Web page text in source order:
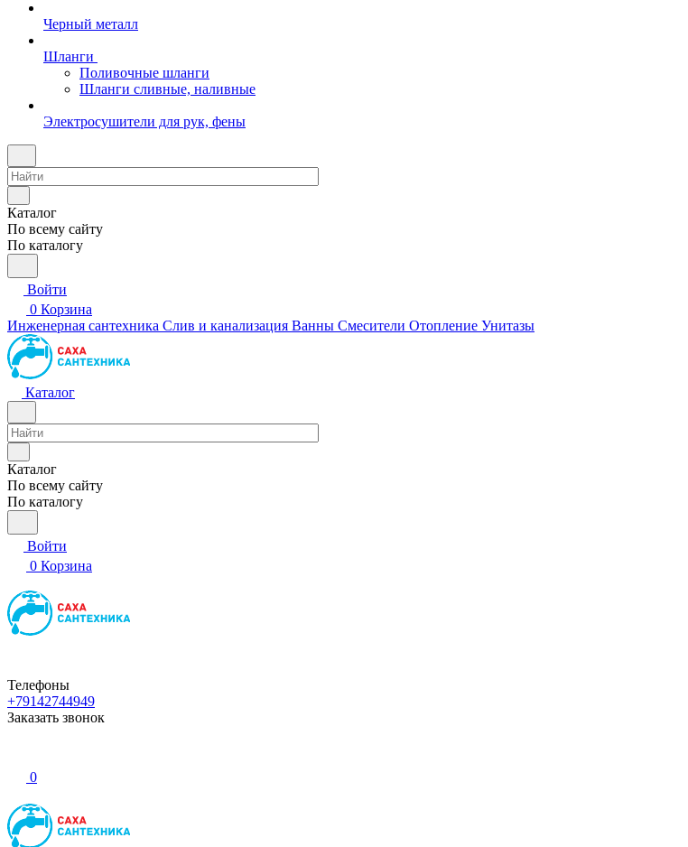
Черный металл
Шланги
Поливочные шланги
Шланги сливные, наливные
Электросушители для рук, фены
Каталог
По всему сайту
По каталогу
Войти
0 Корзина
Инженерная сантехника Слив и канализация Ванны Смесители Отопление Унитазы
Каталог
Каталог
По всему сайту
По каталогу
Войти
0 Корзина
Телефоны
+79142744949
Заказать звонок
0